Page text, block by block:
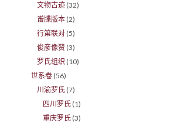
文物古迹 (32)
谱牒版本 (2)
行第联对 (5)
俊彦像赞 (3)
罗氏组织 (10)
世系卷 (56)
川渝罗氏 (7)
四川罗氏 (1)
重庆罗氏 (3)